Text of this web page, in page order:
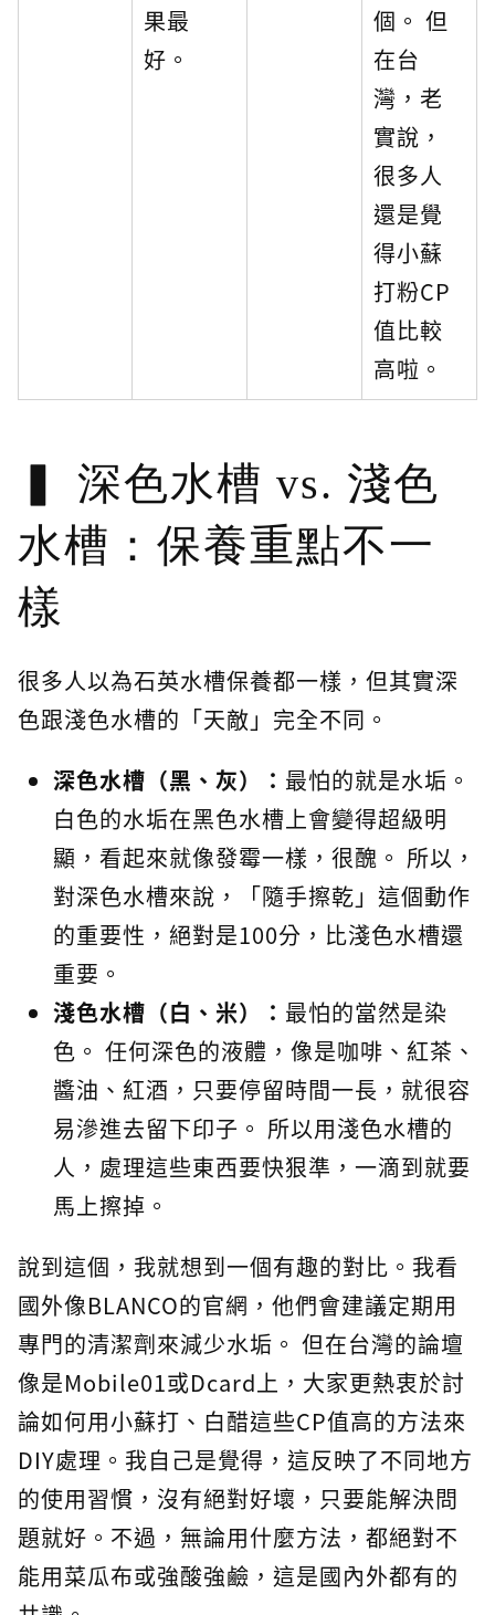
果最
好。
個。 但
在台
灣，老
實說，
很多人
還是覺
得小蘇
打粉CP
值比較
高啦。
深色水槽 vs. 淺色
水槽：保養重點不一
樣
很多人以為石英水槽保養都一樣，但其實深
色跟淺色水槽的「天敵」完全不同。
深色水槽（黑、灰）： 最怕的就是水垢。
白色的水垢在黑色水槽上會變得超級明
顯，看起來就像發霉一樣，很醜。 所以，
對深色水槽來說，「隨手擦乾」這個動作
的重要性，絕對是100分，比淺色水槽還
重要。
淺色水槽（白、米）： 最怕的當然是染
色。 任何深色的液體，像是咖啡、紅茶、
醬油、紅酒，只要停留時間一長，就很容
易滲進去留下印子。 所以用淺色水槽的
人，處理這些東西要快狠準，一滴到就要
馬上擦掉。
說到這個，我就想到一個有趣的對比。我看
國外像BLANCO的官網，他們會建議定期用
專門的清潔劑來減少水垢。 但在台灣的論壇
像是Mobile01或Dcard上，大家更熱衷於討
論如何用小蘇打、白醋這些CP值高的方法來
DIY處理。我自己是覺得，這反映了不同地方
的使用習慣，沒有絕對好壞，只要能解決問
題就好。不過，無論用什麼方法，都絕對不
能用菜瓜布或強酸強鹼，這是國內外都有的